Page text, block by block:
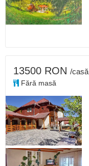
13500 RON /casă
Fără masă